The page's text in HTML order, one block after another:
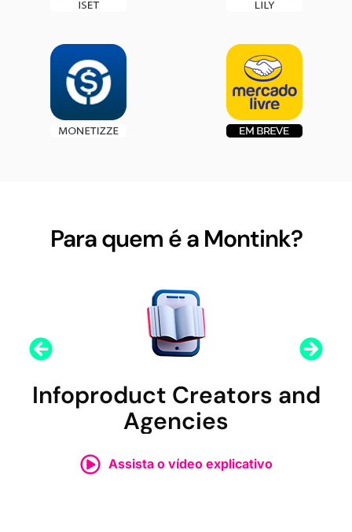
Para quem é a Montink?
Infoproduct Creators and
Agencies
Assista o vídeo explicativo